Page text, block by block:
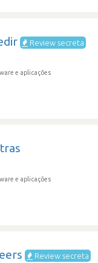
Review secreta
e aplicações
e aplicações
Review secreta